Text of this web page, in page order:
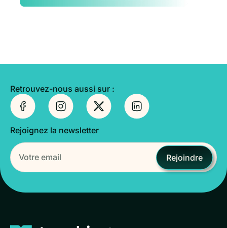
Retrouvez-nous aussi sur :
Rejoignez la newsletter
Rejoindre